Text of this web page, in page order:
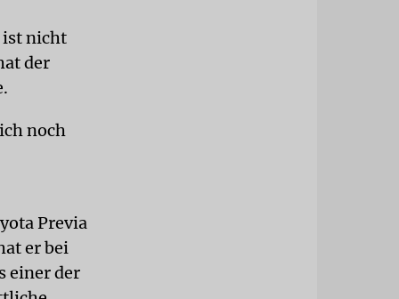
ist nicht
der
noch
Previa
er bei
einer der